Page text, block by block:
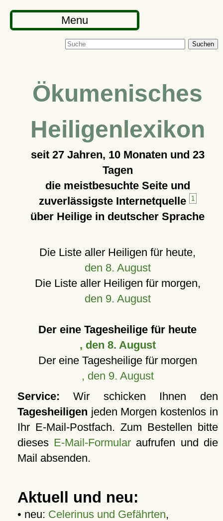
Menu
Suchen
Ökumenisches
Heiligenlexikon
seit 27 Jahren, 10 Monaten und 23
Tagen
die meistbesuchte Seite und
zuverlässigste Internetquelle
1
über Heilige in deutscher Sprache
Die Liste aller Heiligen für heute,
den 8. August
Die Liste aller Heiligen für morgen,
den 9. August
Der eine Tagesheilige für heute
, den 8. August
Der eine Tagesheilige für morgen
, den 9. August
Service: Wir schicken Ihnen den
Tagesheiligen jeden Morgen kostenlos in
Ihr E-Mail-Postfach. Zum Bestellen bitte
dieses E-Mail-Formular aufrufen und die
Mail absenden.
Aktuell und neu:
• neu: Celerinus und Gefährten,